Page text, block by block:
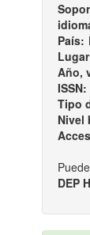
País:
Año,
ISSN:
Tipo
Nivel
DEP